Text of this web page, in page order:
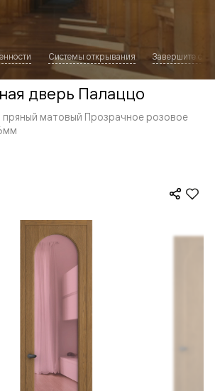
Системы открывания Завершите
дверь Палаццо
матовый Прозрачное розовое